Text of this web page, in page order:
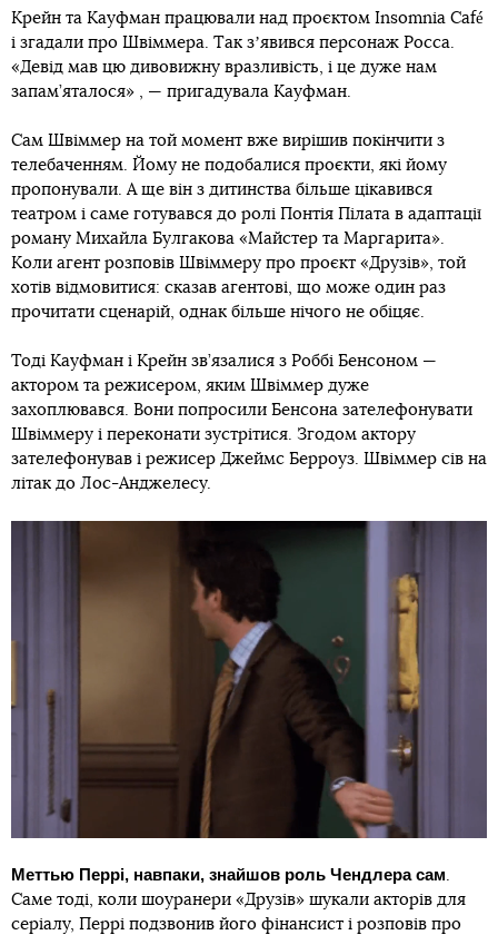
Крейн та Кауфман працювали над проєктом Insomnia Café
і згадали про Швіммера. Так зʼявився персонаж Росса.
«Девід мав цю дивовижну вразливість, і це дуже нам
запам’яталося» , — пригадувала Кауфман.
Сам Швіммер на той момент вже вирішив покінчити з
телебаченням. Йому не подобалися проєкти, які йому
пропонували. А ще він з дитинства більше цікавився
театром і саме готувався до ролі Понтія Пілата в адаптації
роману Михайла Булгакова «Майстер та Маргарита».
Коли агент розповів Швіммеру про проєкт «Друзів», той
хотів відмовитися: сказав агентові, що може один раз
прочитати сценарій, однак більше нічого не обіцяє.
Тоді Кауфман і Крейн зв’язалися з Роббі Бенсоном —
актором та режисером, яким Швіммер дуже
захоплювався. Вони попросили Бенсона зателефонувати
Швіммеру і переконати зустрітися. Згодом актору
зателефонував і режисер Джеймс Берроуз. Швіммер сів на
літак до Лос-Анджелесу.
Меттью Перрі, навпаки, знайшов роль Чендлера сам.
Саме тоді, коли шоуранери «Друзів» шукали акторів для
серіалу, Перрі подзвонив його фінансист і розповів про